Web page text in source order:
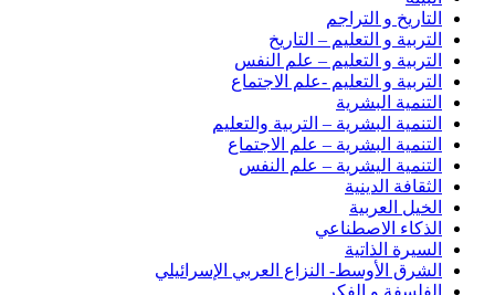
التاريخ و التراجم
التربية و التعليم – التاريخ
التربية و التعليم – علم النفس
التربية و التعليم -علم الاجتماع
التنمية البشرية
التنمية البشرية – التربية والتعليم
التنمية البشرية – علم الاجتماع
التنمية اليشرية – علم النفس
الثقافة الدينية
الخيل العربية
الذكاء الاصطناعي
السيرة الذاتية
الشرق الأوسط- النزاع العربي الإسرائيلي
الفلسفة و الفكر